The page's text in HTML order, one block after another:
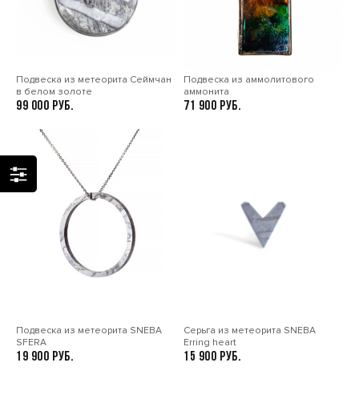
Подвеска из метеорита Сеймчан
в белом золоте
99 000
Подвеска из аммолитового
аммонита
71 900
Подвеска из метеорита SNEBA
SFERA
19 900
Серьга из метеорита SNEBA
Erring heart
15 900